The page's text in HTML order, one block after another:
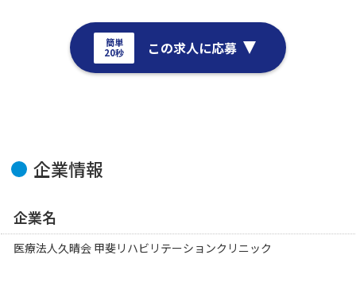
簡単
20秒
この求人に応募
企業情報
企業名
医療法人久晴会 甲斐リハビリテーションクリニック